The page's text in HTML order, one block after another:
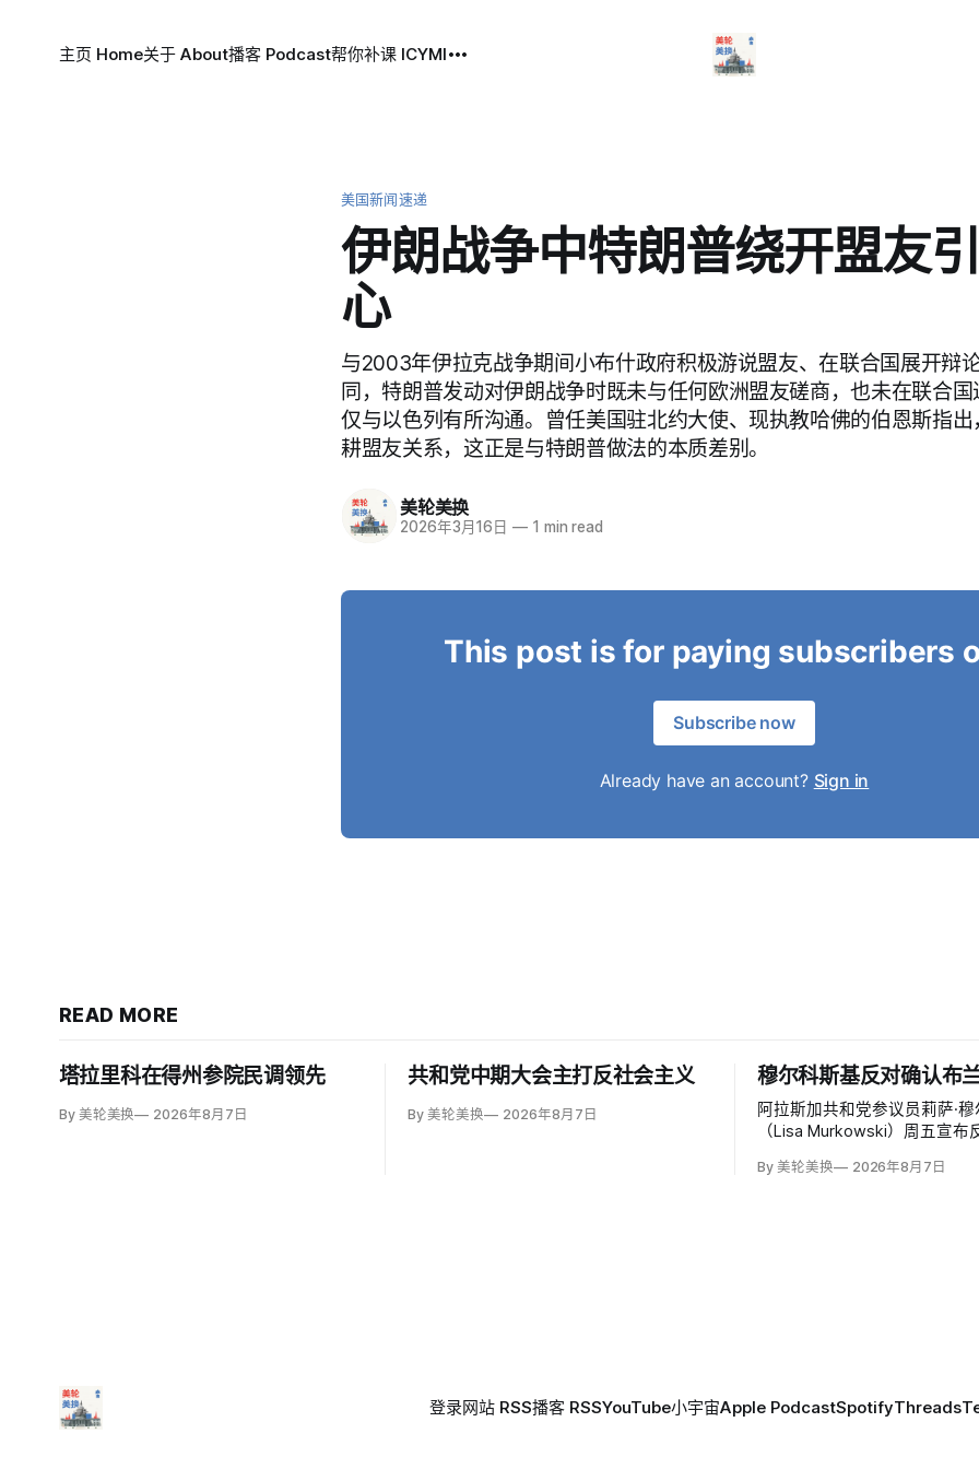
主页 Home关于 About播客 Podcast帮你补课 ICYMI
美国新闻速递
伊朗战争中特朗普绕开盟友
心
与2003年伊拉克战争期间小布什政府积极游说盟友、在联合国展开辩
同，特朗普发动对伊朗战争时既未与任何欧洲盟友磋商，也未在联合
仅与以色列有所沟通。曾任美国驻北约大使、现执教哈佛的伯恩斯指
耕盟友关系，这正是与特朗普做法的本质差别。
美轮美换
2026年3月16日 — 1 min read
This post is for paying subscribers
Subscribe now
Already have an account? Sign in
READ MORE
塔拉里科在得州参院民调领先
By 美轮美换 2026年8月7日
共和党中期大会主打反社会主义
By 美轮美换 2026年8月7日
穆尔科斯基反对确认布
阿拉斯加共和党参议员莉萨·
（Lisa Murkowski）周五宣布
Blanche），称他无法遏制特
By 美轮美换 2026年8月7日
登录网站 RSS播客 RSSYouTube小宇宙Apple PodcastSpotifyThreads